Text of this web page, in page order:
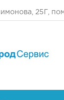
25Г,